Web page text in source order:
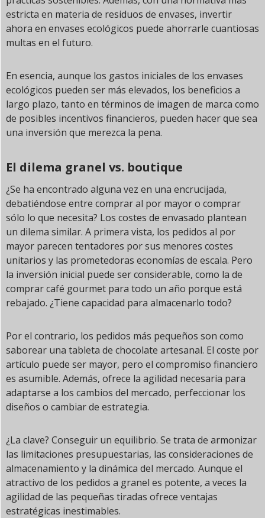
estricta en materia de residuos de envases, invertir
ahora en envases ecológicos puede ahorrarle cuantiosas
multas en el futuro.
En esencia, aunque los gastos iniciales de los envases
ecológicos pueden ser más elevados, los beneficios a
largo plazo, tanto en términos de imagen de marca como
de posibles incentivos financieros, pueden hacer que sea
una inversión que merezca la pena.
El dilema granel vs. boutique
¿Se ha encontrado alguna vez en una encrucijada,
debatiéndose entre comprar al por mayor o comprar
sólo lo que necesita? Los costes de envasado plantean
un dilema similar. A primera vista, los pedidos al por
mayor parecen tentadores por sus menores costes
unitarios y las prometedoras economías de escala. Pero
la inversión inicial puede ser considerable, como la de
comprar café gourmet para todo un año porque está
rebajado. ¿Tiene capacidad para almacenarlo todo?
Por el contrario, los pedidos más pequeños son como
saborear una tableta de chocolate artesanal. El coste por
artículo puede ser mayor, pero el compromiso financiero
es asumible. Además, ofrece la agilidad necesaria para
adaptarse a los cambios del mercado, perfeccionar los
diseños o cambiar de estrategia.
¿La clave? Conseguir un equilibrio. Se trata de armonizar
las limitaciones presupuestarias, las consideraciones de
almacenamiento y la dinámica del mercado. Aunque el
atractivo de los pedidos a granel es potente, a veces la
agilidad de las pequeñas tiradas ofrece ventajas
estratégicas inestimables.